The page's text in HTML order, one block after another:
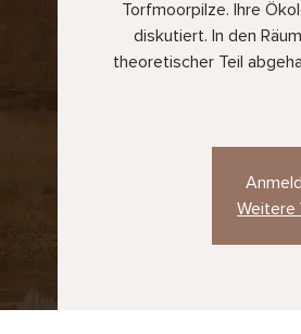
Torfmoorpilze. Ihre
diskutiert. In den
theoretischer Teil
Weitere